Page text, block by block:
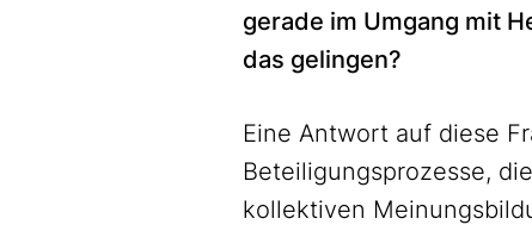
gerade im Umgang mit
das gelingen?
Eine Antwort auf diese
Beteiligungsprozesse,
kollektiven